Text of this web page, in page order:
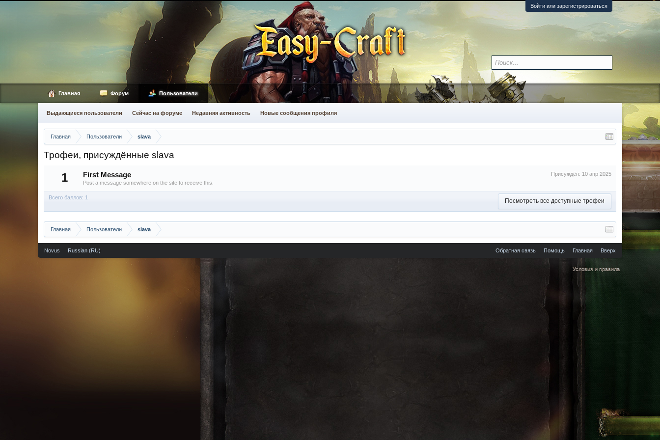
Войти или зарегистрироваться
Главная Пользователи slava
Трофеи, присуждённые slava
1 Присуждён: 10 апр 2025
First Message
Post a message somewhere on the site to receive this.
Всего баллов: 1 Посмотреть все доступные трофеи
Главная Пользователи slava
Главная Форум Пользователи
Выдающиеся пользователи Сейчас на форуме Недавняя активность Новые сообщения профиля
Novus Russian (RU) Обратная связь Помощь Главная Вверх
Условия и правила